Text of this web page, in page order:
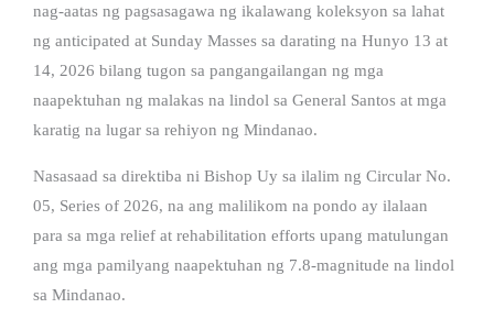
nag-aatas ng pagsasagawa ng ikalawang koleksyon sa lahat
ng anticipated at Sunday Masses sa darating na Hunyo 13 at
14, 2026 bilang tugon sa pangangailangan ng mga
naapektuhan ng malakas na lindol sa General Santos at mga
karatig na lugar sa rehiyon ng Mindanao.
Nasasaad sa direktiba ni Bishop Uy sa ilalim ng Circular No.
05, Series of 2026, na ang malilikom na pondo ay ilalaan
para sa mga relief at rehabilitation efforts upang matulungan
ang mga pamilyang naapektuhan ng 7.8-magnitude na lindol
sa Mindanao.